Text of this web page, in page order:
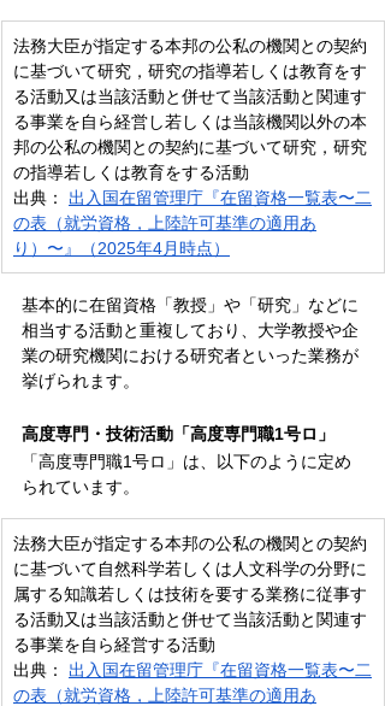
法務大臣が指定する本邦の公私の機関との契約
に基づいて研究，研究の指導若しくは教育をす
る活動又は当該活動と併せて当該活動と関連す
る事業を自ら経営し若しくは当該機関以外の本
邦の公私の機関との契約に基づいて研究，研究
の指導若しくは教育をする活動
出典：
出入国在留管理庁『在留資格一覧表〜二
の表（就労資格，上陸許可基準の適用あ
り）〜』（2025年4月時点）
基本的に在留資格「教授」や「研究」などに
相当する活動と重複しており、大学教授や企
業の研究機関における研究者といった業務が
挙げられます。
高度専門・技術活動「高度専門職1号ロ」
「高度専門職1号ロ」は、以下のように定め
られています。
法務大臣が指定する本邦の公私の機関との契約
に基づいて自然科学若しくは人文科学の分野に
属する知識若しくは技術を要する業務に従事す
る活動又は当該活動と併せて当該活動と関連す
る事業を自ら経営する活動
出典：
出入国在留管理庁『在留資格一覧表〜二
の表（就労資格，上陸許可基準の適用あ